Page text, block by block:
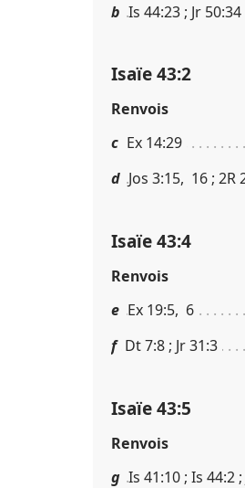
b Is 44​:​23 ; Jr 50​:​34
Isaïe 43​:​2
Renvois
c Ex 14​:​29
d Jos 3​:​15, 16 ; 2R
Isaïe 43​:​4
Renvois
e Ex 19​:​5, 6
f Dt 7​:​8 ; Jr 31​:​3
Isaïe 43​:​5
Renvois
g Is 41​:​10 ; Is 44​:​2